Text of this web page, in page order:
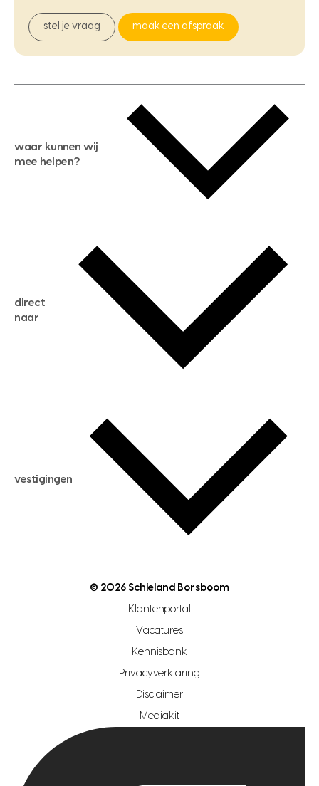
stel je vraag maak een afspraak
waar kunnen wij
mee helpen?
gratis zoekservice
huis verkopen
huis kopen
aankoopadvies
verkoopadvies
hypotheekadvies
direct
naar
hypotheek berekenen
maximale hypotheek berekenen
hypotheek bespaarcheck
gratis zoekprofiel aanmaken
open woningwaarde dag
vestigingen
makelaar regio zoetermeer
hypotheekshop regio den haag
hypotheekshop regio rotterdam
© 2026 Schieland Borsboom
Klantenportal
Vacatures
Kennisbank
Privacyverklaring
Disclaimer
Mediakit